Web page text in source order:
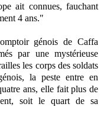
ait connues, fauchant
4 ans."
génois de Caffa
par une mystérieuse
les corps des soldats
la peste entre en
ans, elle fait plus de
soit le quart de sa